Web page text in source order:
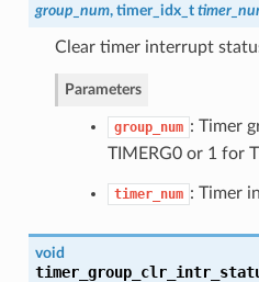
group_num, timer_idx_t
Clear timer interrupt
Parameters
group_num : Timer
TIMERG0 or 1 for
timer_num : Timer
void